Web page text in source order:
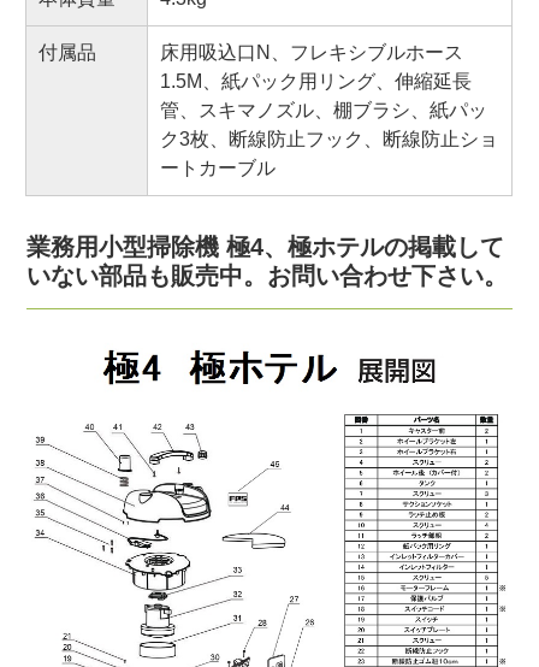
付属品
床用吸込口N、フレキシブルホース
1.5M、紙パック用リング、伸縮延長
管、スキマノズル、棚ブラシ、紙パッ
ク3枚、断線防止フック、断線防止ショ
ートカーブル
業務用小型掃除機 極4、極ホテルの掲載して
いない部品も販売中。お問い合わせ下さい。